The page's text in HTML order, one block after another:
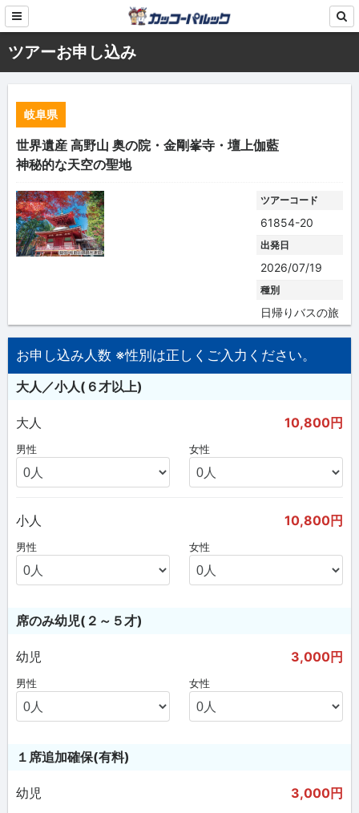
ツアーお申し込み
岐阜県
世界遺産 高野山 奥の院・金剛峯寺・壇上伽藍
神秘的な天空の聖地
ツアーコード
61854-20
出発日
2026/07/19
種別
日帰りバスの旅
お申し込み人数 ※性別は正しくご入力ください。
大人／小人(６才以上)
大人 10,800円
男性 女性
小人 10,800円
男性 女性
席のみ幼児(２～５才)
幼児 3,000円
男性 女性
１席追加確保(有料)
幼児 3,000円